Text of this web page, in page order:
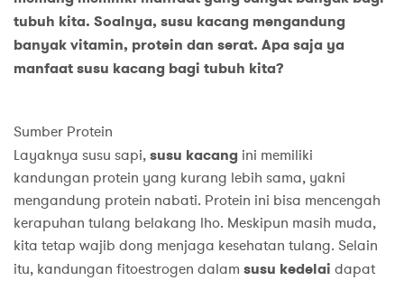
tubuh kita. Soalnya, susu kacang mengandung
banyak vitamin, protein dan serat. Apa saja ya
manfaat susu kacang bagi tubuh kita?
Sumber Protein
Layaknya susu sapi,susu kacang ini memiliki
kandungan protein yang kurang lebih sama, yakni
mengandung protein nabati. Protein ini bisa mencengah
kerapuhan tulang belakang lho. Meskipun masih muda,
kita tetap wajib dong menjaga kesehatan tulang. Selain
itu, kandungan fitoestrogen dalam susu kedelai dapat